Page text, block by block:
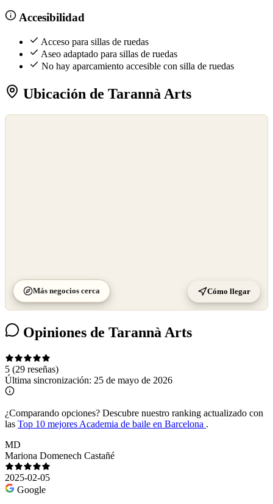
Accesibilidad
Acceso para sillas de ruedas
Aseo adaptado para sillas de ruedas
No hay aparcamiento accesible con silla de ruedas
Ubicación de Tarannà Arts
Más negocios cerca Cómo llegar
Opiniones de Tarannà Arts
5 (29 reseñas)
Última sincronización: 25 de mayo de 2026
¿Comparando opciones? Descubre nuestro ranking actualizado con
las Top 10 mejores Academia de baile en Barcelona .
MD
Mariona Domenech Castañé
2025-02-05
Google